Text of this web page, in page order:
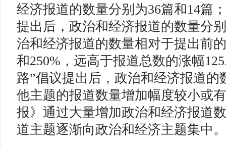
经济报道的数量分别为36篇和14篇
提出后，政治和经济报道的数量分
治和经济报道的数量相对于提出前
和250%，远高于报道总数的涨幅
路”倡议提出后，政治和经济报道的
他主题的报道数量增加幅度较小或
报》通过大量增加政治和经济报道
道主题逐渐向政治和经济主题集中。